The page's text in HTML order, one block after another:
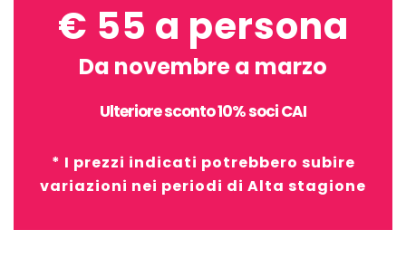
€ 55 a persona
Da novembre a marzo
Ulteriore sconto 10% soci CAI
* I prezzi indicati potrebbero subire
variazioni nei periodi di Alta stagione